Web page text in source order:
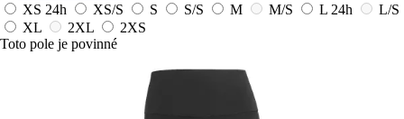
XS 24h XS/S S S/S M M/S L 24h
L/S
XL
2XL
2XS
Toto pole je povinné